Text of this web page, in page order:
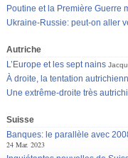
Poutine et la Première Guerre
Ukraine-Russie: peut-on aller
Autriche
L’Europe et les sept nains
À droite, la tentation
Une extrême-droite très
Suisse
Banques: le parallèle avec
24 Mar. 2023